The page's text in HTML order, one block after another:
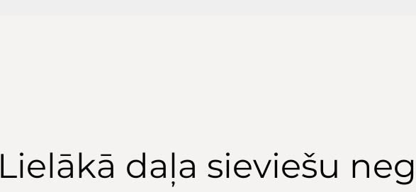
Lielākā daļa sieviešu